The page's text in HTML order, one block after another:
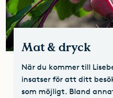
Mat & dryck
När du kommer till
insatser för att ditt
som möjligt. Bland